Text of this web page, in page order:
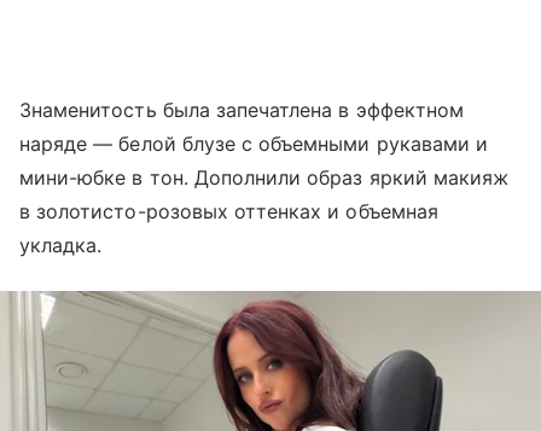
Знаменитость была запечатлена в эффектном
наряде — белой блузе с объемными рукавами и
мини-юбке в тон. Дополнили образ яркий макияж
в золотисто-розовых оттенках и объемная
укладка.